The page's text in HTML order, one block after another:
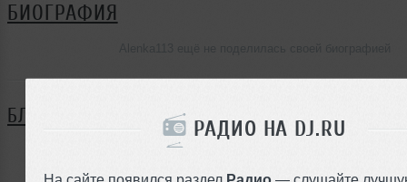
РАДИО НА DJ.RU
На сайте появился раздел Радио — слушайте
БИОГРАФИЯ
БЛОГ